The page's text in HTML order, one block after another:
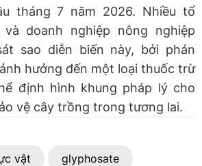
tháng 7 năm 2026. Nhiều tổ
doanh nghiệp nông nghiệp
sao diễn biến này, bởi phán
hưởng đến một loại thuốc trừ
định hình khung pháp lý cho
vệ cây trồng trong tương lai.
vật glyphosate